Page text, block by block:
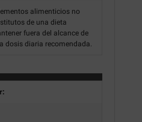
alimenticios no
de una dieta
fuera del alcance de
dosis diaria recomendada.